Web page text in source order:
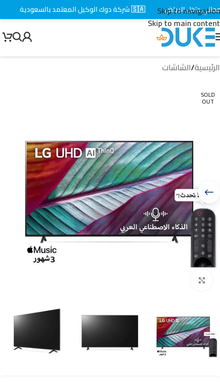
Skip to navigation
Skip to main content
الرئيسية/الشاشات
SOLD
OUT
داخل الرياض 🇸🇦 شركة دوك الوكيل المعتمد بالسعودية